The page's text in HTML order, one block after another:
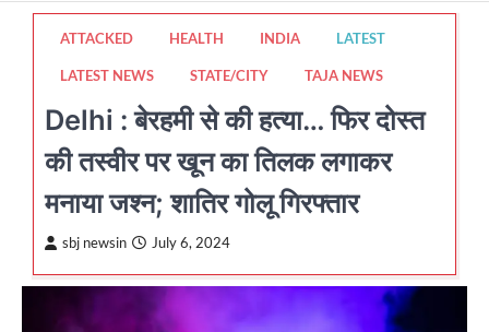
ATTACKED HEALTH INDIA LATEST
LATEST NEWS STATE/CITY TAJA NEWS
Delhi : बेरहमी से की हत्या… फिर दोस्त
की तस्वीर पर खून का तिलक लगाकर
मनाया जश्न; शातिर गोलू गिरफ्तार
sbj newsin July 6, 2024